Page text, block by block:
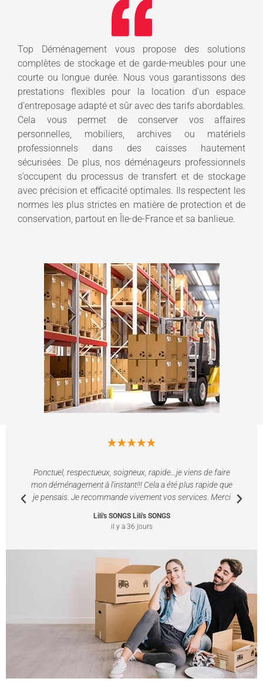
Top Déménagement vous propose des solutions
complètes de stockage et de garde-meubles pour une
courte ou longue durée. Nous vous garantissons des
prestations flexibles pour la location d’un espace
d’entreposage adapté et sûr avec des tarifs abordables.
Cela vous permet de conserver vos affaires
personnelles, mobiliers, archives ou matériels
professionnels dans des caisses hautement
sécurisées. De plus, nos déménageurs professionnels
s’occupent du processus de transfert et de stockage
avec précision et efficacité optimales. Ils respectent les
normes les plus strictes en matière de protection et de
conservation, partout en Île-de-France et sa banlieue.
Ponctuel, respectueux, soigneux, rapide...je viens de faire
mon déménagement à l'instant!!! Cela a été plus rapide que
je pensais. Je recommande vivement vos services. Merci
Lili's SONGS Lili's SONGS
il y a 36 jours